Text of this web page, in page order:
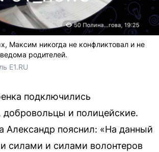
Максим никогда не конфликтовал и не
родителей.
E1.RU
подключились
добровольцы и полицейские.
Александр пояснил: «На данный
силами и силами волонтеров